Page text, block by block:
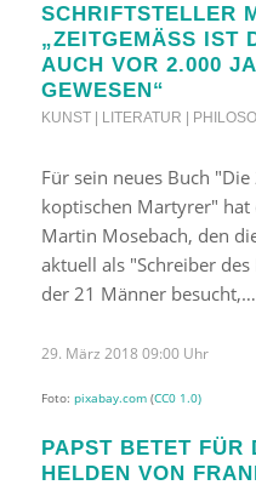
SCHRIFTSTELLER
„ZEITGEMÄSS IST
UCH VOR 2.000
EWESEN“
KUNST | LITERATUR |
Für sein neues Buch
koptischen Martyrer"
Martin Mosebach, den
aktuell als "Schreiber
der 21 Männer besucht,…
29. März 2018 09:00 Uhr
Foto: pixabay.com(CC0 1.0)
PAPST BETET FÜR
HELDEN VON